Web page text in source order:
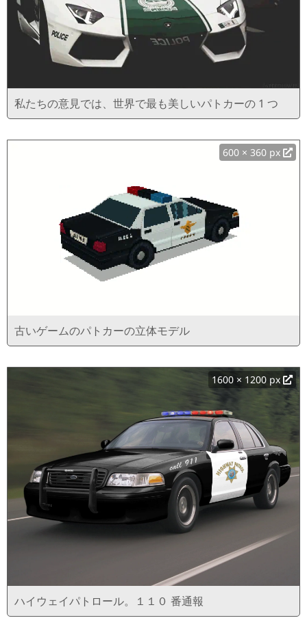
私たちの意見では、世界で最も美しいパトカーの 1 つ
600 × 360 px
古いゲームのパトカーの立体モデル
1600 × 1200 px
ハイウェイパトロール。１１０ 番通報